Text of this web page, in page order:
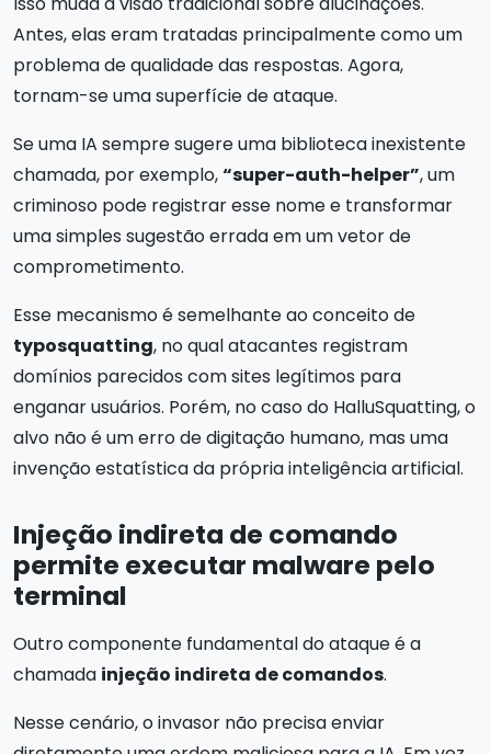
Antes, elas eram tratadas principalmente como um
problema de qualidade das respostas. Agora,
tornam-se uma superfície de ataque.
Se uma IA sempre sugere uma biblioteca inexistente
chamada, por exemplo,“super-auth-helper”, um
criminoso pode registrar esse nome e transformar
uma simples sugestão errada em um vetor de
comprometimento.
Esse mecanismo é semelhante ao conceito de
typosquatting, no qual atacantes registram
domínios parecidos com sites legítimos para
enganar usuários. Porém, no caso do HalluSquatting, o
alvo não é um erro de digitação humano, mas uma
invenção estatística da própria inteligência artificial.
Injeção indireta de comando
permite executar malware pelo
terminal
Outro componente fundamental do ataque é a
chamada injeção indireta de comandos.
Nesse cenário, o invasor não precisa enviar